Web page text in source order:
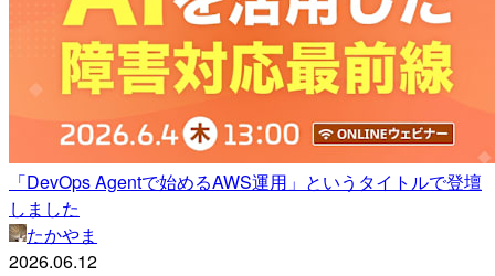
「DevOps Agentで始めるAWS運用」というタイトルで登壇
しました
たかやま
2026.06.12